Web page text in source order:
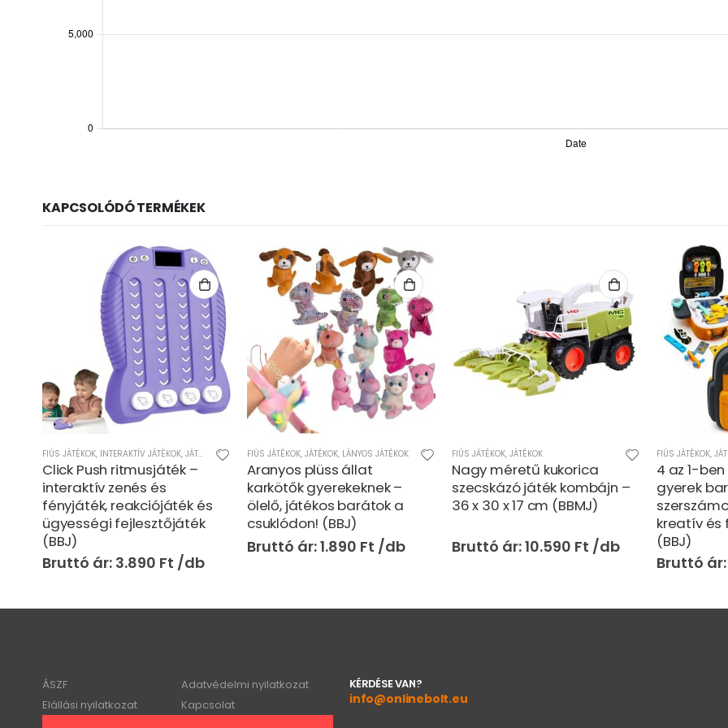
KAPCSOLÓDÓ TERMÉKEK
FIÚS JÁTÉKOK, INTERAKTÍV JÁTÉKOK, JÁTÉKOK ,LÁNYOS JÁTÉKOK
Click Push ritmusjáték –
interaktív zenés és
fényjáték, reakciójáték és
ügyességi fejlesztőjáték
(BBJ)
3.890 Ft
FIÚS JÁTÉKOK, JÁTÉKOK, LÁNYOS JÁTÉKOK
Aranyos plüss állat
karkötők gyerekeknek –
ölelő, játékos barátok a
csuklódon! (BBJ)
1.890 Ft
FIÚS JÁTÉKOK, JÁTÉKOK
Nagy méretű kukorica
szecskázó játék kombájn –
36 x 30 x 17 cm (BBMJ)
10.590 Ft
FIÚS JÁTÉKOK,
4 az 1-
gyerek
kreatív és
(BBJ)
ÁSZF
Adatvédelmi nyilatkozat
Elállási nyilatkozat
Kapcsolat
KÉRDÉSE VAN?
info@onlinebolt.eu